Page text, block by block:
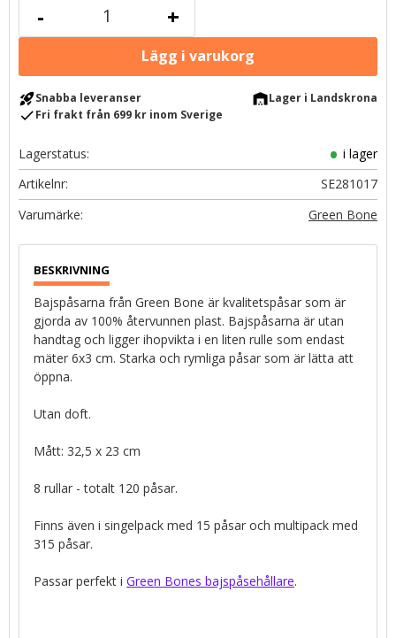
+
-
rocket_launchSnabba leveranser warehouseLager i Landskrona
checkFri frakt från 699 kr inom Sverige
Lagerstatus
i lager
Artikelnr
SE281017
Green Bone
Bajspåsarna från Green Bone är kvalitetspåsar som är
gjorda av 100% återvunnen plast. Bajspåsarna är utan
handtag och ligger ihopvikta i en liten rulle som endast
mäter 6x3 cm. Starka och rymliga påsar som är lätta att
öppna.
Utan doft.
Mått: 32,5 x 23 cm
8 rullar - totalt 120 påsar.
Finns även i singelpack med 15 påsar och multipack med
315 påsar.
Passar perfekt i Green Bones bajspåsehållare.